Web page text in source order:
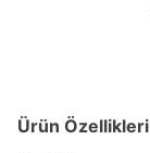
Ürün Özellikleri